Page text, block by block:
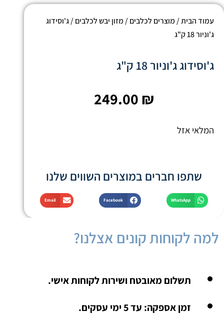
עמוד הבית/ מוצרים לכלבים/ מזון יבש לכלבים/ ג'וסידוג
ג'וניור 18 ק"ג
ג'וסידוג ג'וניור 18 ק"ג
249.00 ₪
המלאי אזל
שתפו חברים במוצרים השווים שלנו
WhatsApp
Facebook
Email
למה לקוחות קונים אצלנו?
תשלום מאובטח ושירות לקוחות אישי.
זמן אספקה: עד 5 ימי עסקים.